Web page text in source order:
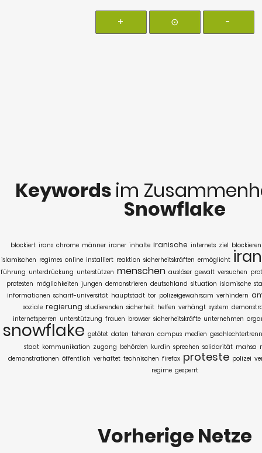
+ ⊙ -
Keywords im
Snowflake
blockiert irans chrome männer iraner inhalte iranische internets ziel blockieren
islamischen regimes online installiert reaktion sicherheitskräften ermöglicht iran
führung unterdrückung unterstützen menschen auslöser gewalt versuchen
protesten möglichkeiten jungen demonstrieren deutschland situation islamische
informationen scharif-universität hauptstadt tor polizeigewahrsam verhindern
soziale regierung studierenden sicherheit helfen verhängt system
internetsperren unterstützung frauen browser sicherheitskräfte unternehmen
snowflake getötet daten teheran campus medien
staat kommunikation zugang behörden kurdin sprechen solidarität mahsa
demonstrationen öffentlich verhaftet technischen firefox proteste polizei
regime gesperrt
Vorherige Netze